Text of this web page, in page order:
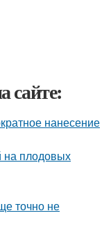
сайте:
нанесение
на плодовых
точно не